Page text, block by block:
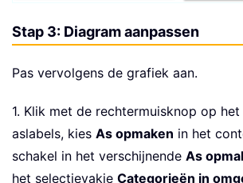
Stap 3: Diagram aanpassen
Pas vervolgens de grafiek aan.
1. Klik met de rechtermuisknop op
aslabels, kies As opmaken in het
schakel in het verschijnende As
het selectievakje Categorieën in